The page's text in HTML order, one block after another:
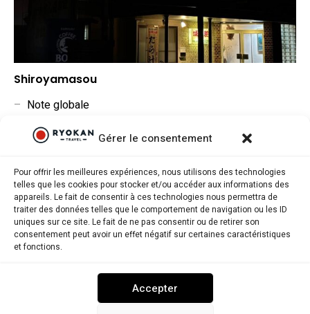
Gérer le consentement
Pour offrir les meilleures expériences, nous utilisons des technologies
telles que les cookies pour stocker et/ou accéder aux informations des
appareils. Le fait de consentir à ces technologies nous permettra de
traiter des données telles que le comportement de navigation ou les ID
uniques sur ce site. Le fait de ne pas consentir ou de retirer son
consentement peut avoir un effet négatif sur certaines caractéristiques
et fonctions.
Accepter
Shiroyamasou
– Note globale
Rapport qualité/prix
Ryokantravel.fr © Copyright 2025. Tous droits réservés.
MENTIONS LÉGALES POLITIQUE DE CONFIDENTIALITÉ